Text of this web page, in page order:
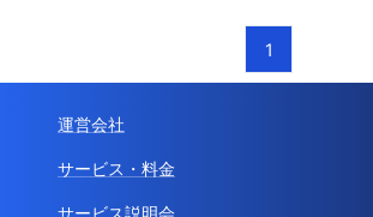
1
運営会社
サービス・料金
サービス説明会